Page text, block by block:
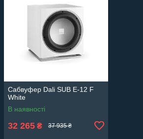
Сабвуфер Dali SUB E-12 F
White
В наявності
32 265 ₴ 37 935 ₴